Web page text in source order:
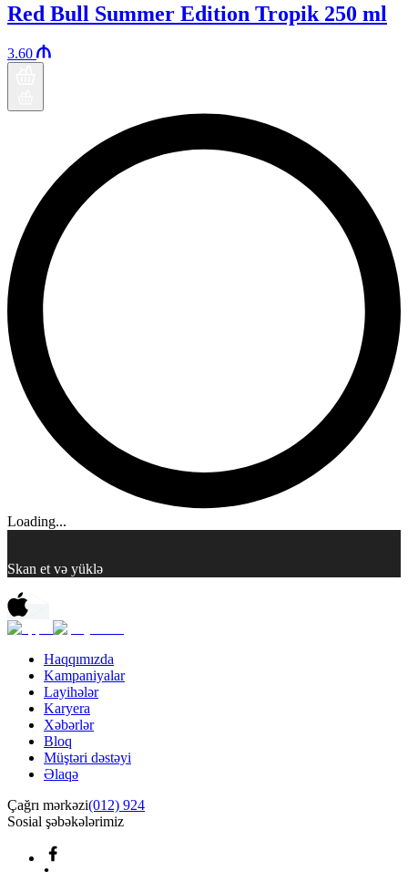
Red Bull Summer Edition Tropik 250 ml
3.60
Loading...
Skan et və yüklə
Haqqımızda
Kampaniyalar
Layihələr
Karyera
Xəbərlər
Bloq
Müştəri dəstəyi
Əlaqə
Çağrı mərkəzi(012) 924
Sosial şəbəkələrimiz